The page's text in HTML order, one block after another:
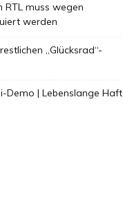
RTL muss wegen
werden
„Glücksrad“-
Demo | Lebenslange Haft